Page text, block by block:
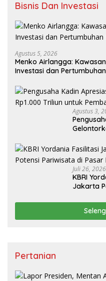
Bisnis Dan Investasi
Agustus 5, 2026
Menko Airlangga:
Investasi dan
Agustus 3,
Juli 26, 2026
KBRI
Jakarta
Pertanian